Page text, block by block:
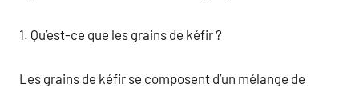
1. Qu’est-ce que les grains de kéfir ?
Les grains de kéfir se composent d’un mélange de